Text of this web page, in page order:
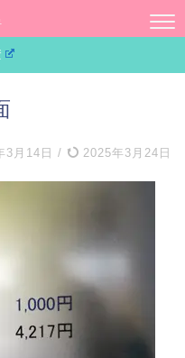
3月14日 / 2025年3月24日